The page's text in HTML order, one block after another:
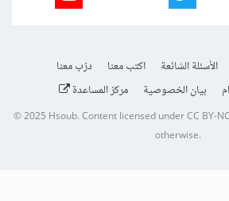
الأسئلة الشائعة اكتب معنا
درّب معنا
بيان الخصوصية مركز المساعدة
© 2025Hsoub.Content licensed underCC BY-
otherwise.